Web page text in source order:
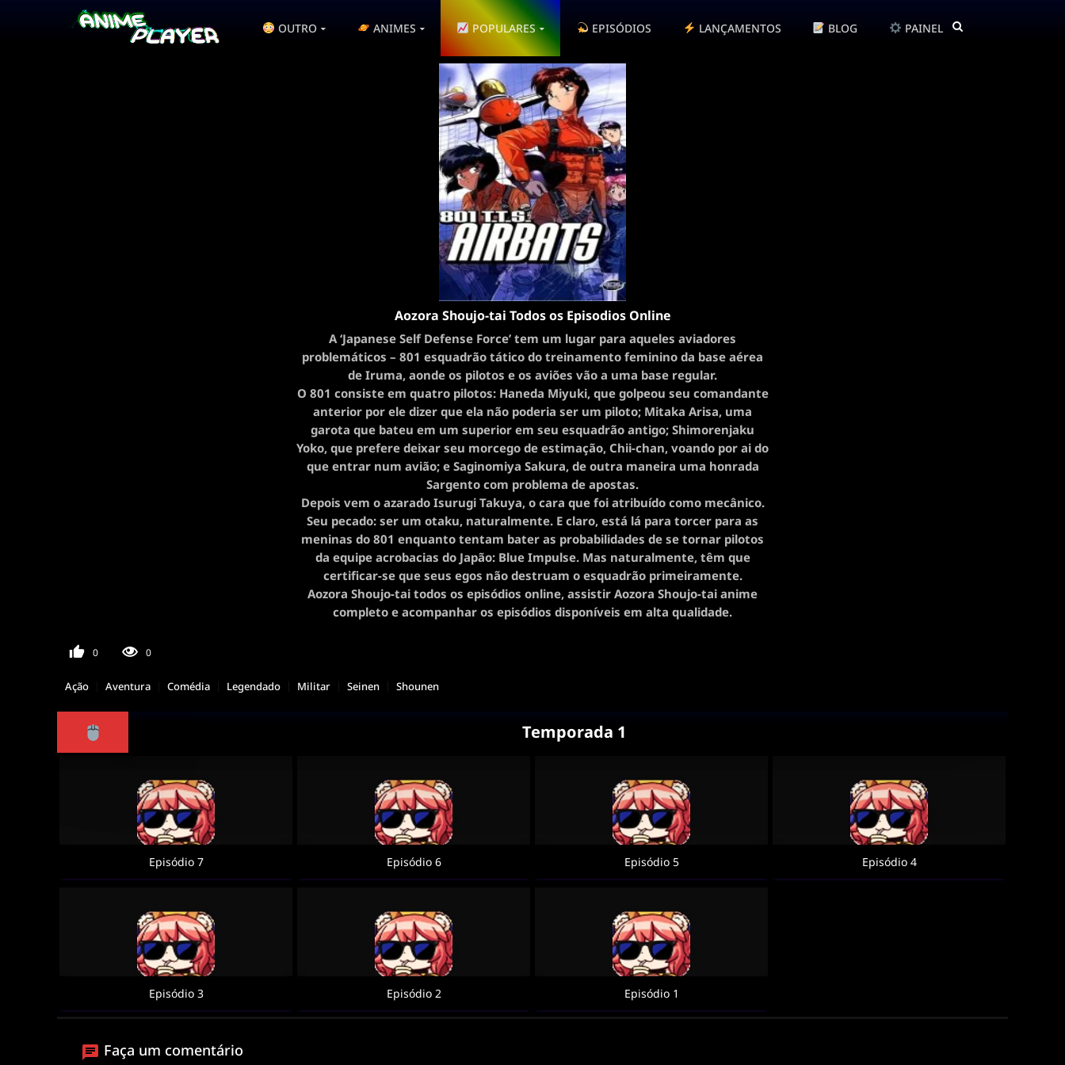
OUTRO ANIMES POPULARES EPISÓDIOS LANÇAMENTOS BLOG PAINEL
Aozora Shoujo-tai Todos os Episodios Online
A ‘Japanese Self Defense Force’ tem um lugar para aqueles aviadores
problemáticos – 801 esquadrão tático do treinamento feminino da base aérea
de Iruma, aonde os pilotos e os aviões vão a uma base regular.
O 801 consiste em quatro pilotos: Haneda Miyuki, que golpeou seu comandante
anterior por ele dizer que ela não poderia ser um piloto; Mitaka Arisa, uma
garota que bateu em um superior em seu esquadrão antigo; Shimorenjaku
Yoko, que prefere deixar seu morcego de estimação, Chii-chan, voando por ai do
que entrar num avião; e Saginomiya Sakura, de outra maneira uma honrada
Sargento com problema de apostas.
Depois vem o azarado Isurugi Takuya, o cara que foi atribuído como mecânico.
Seu pecado: ser um otaku, naturalmente. E claro, está lá para torcer para as
meninas do 801 enquanto tentam bater as probabilidades de se tornar pilotos
da equipe acrobacias do Japão: Blue Impulse. Mas naturalmente, têm que
certificar-se que seus egos não destruam o esquadrão primeiramente.
Aozora Shoujo-tai todos os episódios online, assistir Aozora Shoujo-tai anime
completo e acompanhar os episódios disponíveis em alta qualidade.
0 0
Ação Aventura Comédia Legendado Militar Seinen Shounen
Temporada 1
Episódio 7 Episódio 6 Episódio 5 Episódio 4
Episódio 3 Episódio 2 Episódio 1
Faça um comentário